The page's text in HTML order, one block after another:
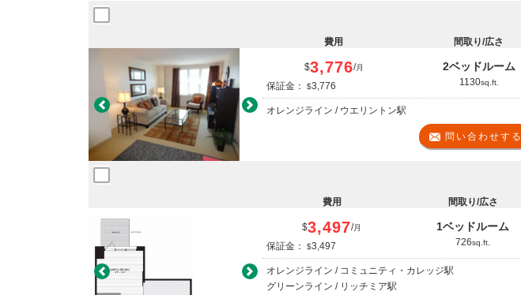
Previous Next
費用 間取り/広さ
$3,776/月
保証金： $3,776
2ベッドルーム
1130sq.ft.
オレンジライン / ウエリントン駅
問い合わせする
Previous Next
費用 間取り/広さ
$3,497/月
保証金： $3,497
1ベッドルーム
726sq.ft.
オレンジライン / コミュニティ・カレッジ駅
グリーンライン / リッチミア駅